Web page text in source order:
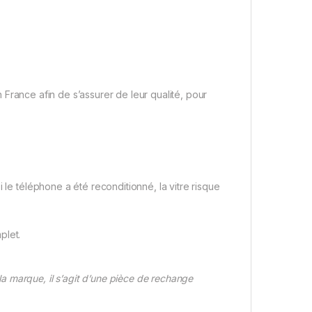
afin de s’assurer de leur qualité, pour
téléphone a été reconditionné, la vitre risque
il s’agit d’une pièce de rechange